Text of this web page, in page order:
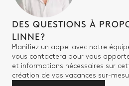
DES QUESTIONS À
LINNE?
Planifiez un appel avec notre
vous contactera pour vous
et informations nécessaires sur
création de vos vacances sur-